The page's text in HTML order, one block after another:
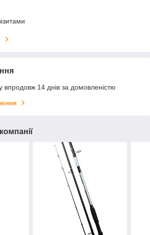
впродовж 14 днів за домовленістю